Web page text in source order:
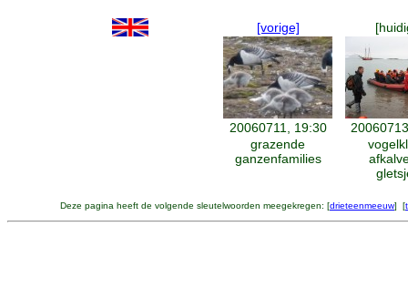
[vorige]
20060711, 19:30
grazende
ganzenfamilies
Deze pagina heeft de volgende sleutelwoorden meegekregen: [drieteenmeeuw] [